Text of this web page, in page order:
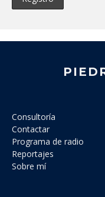
Consultoría
Contactar
Programa de radio
Reportajes
Sobre mí